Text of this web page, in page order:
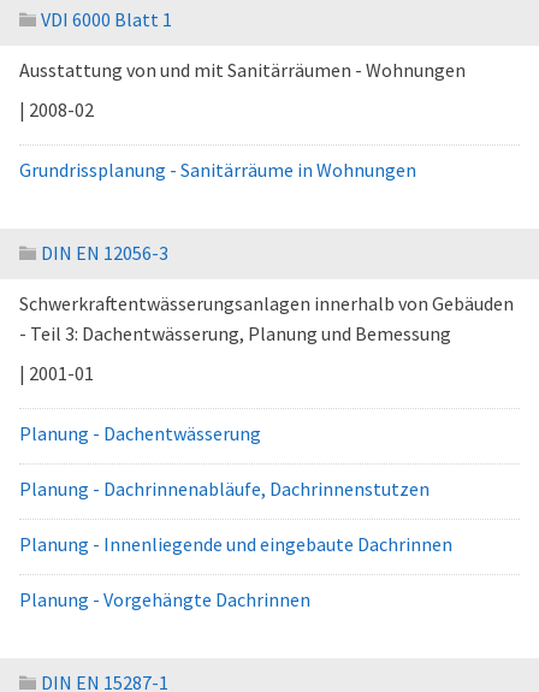
VDI 6000 Blatt 1
Ausstattung von und mit Sanitärräumen - Wohnungen
| 2008-02
Grundrissplanung - Sanitärräume in Wohnungen
DIN EN 12056-3
Schwerkraftentwässerungsanlagen innerhalb von Gebäuden
- Teil 3: Dachentwässerung, Planung und Bemessung
| 2001-01
Planung - Dachentwässerung
Planung - Dachrinnenabläufe, Dachrinnenstutzen
Planung - Innenliegende und eingebaute Dachrinnen
Planung - Vorgehängte Dachrinnen
DIN EN 15287-1